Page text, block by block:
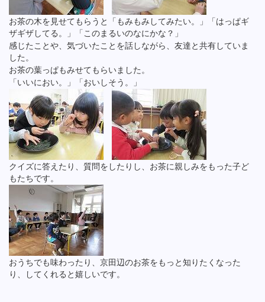
お茶の木を見せてもらうと「もみもみしてみたい。」「はっぱギ
ザギザしてる。」「このまるいのなにかな？」
感じたことや、気づいたことを話しながら、友達と共有していま
した。
お茶の葉っぱもみせてもらいました。
「いいにおい。」「おいしそう。」
クイズに答えたり、質問をしたりし、お茶に親しみをもった子ど
もたちです。
おうちでも味わったり、京田辺のお茶をもっと知りたくなった
り、してくれると嬉しいです。